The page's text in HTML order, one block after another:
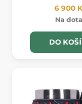
6 900
Na
DO